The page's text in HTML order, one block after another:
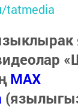
tatmedia
MAX